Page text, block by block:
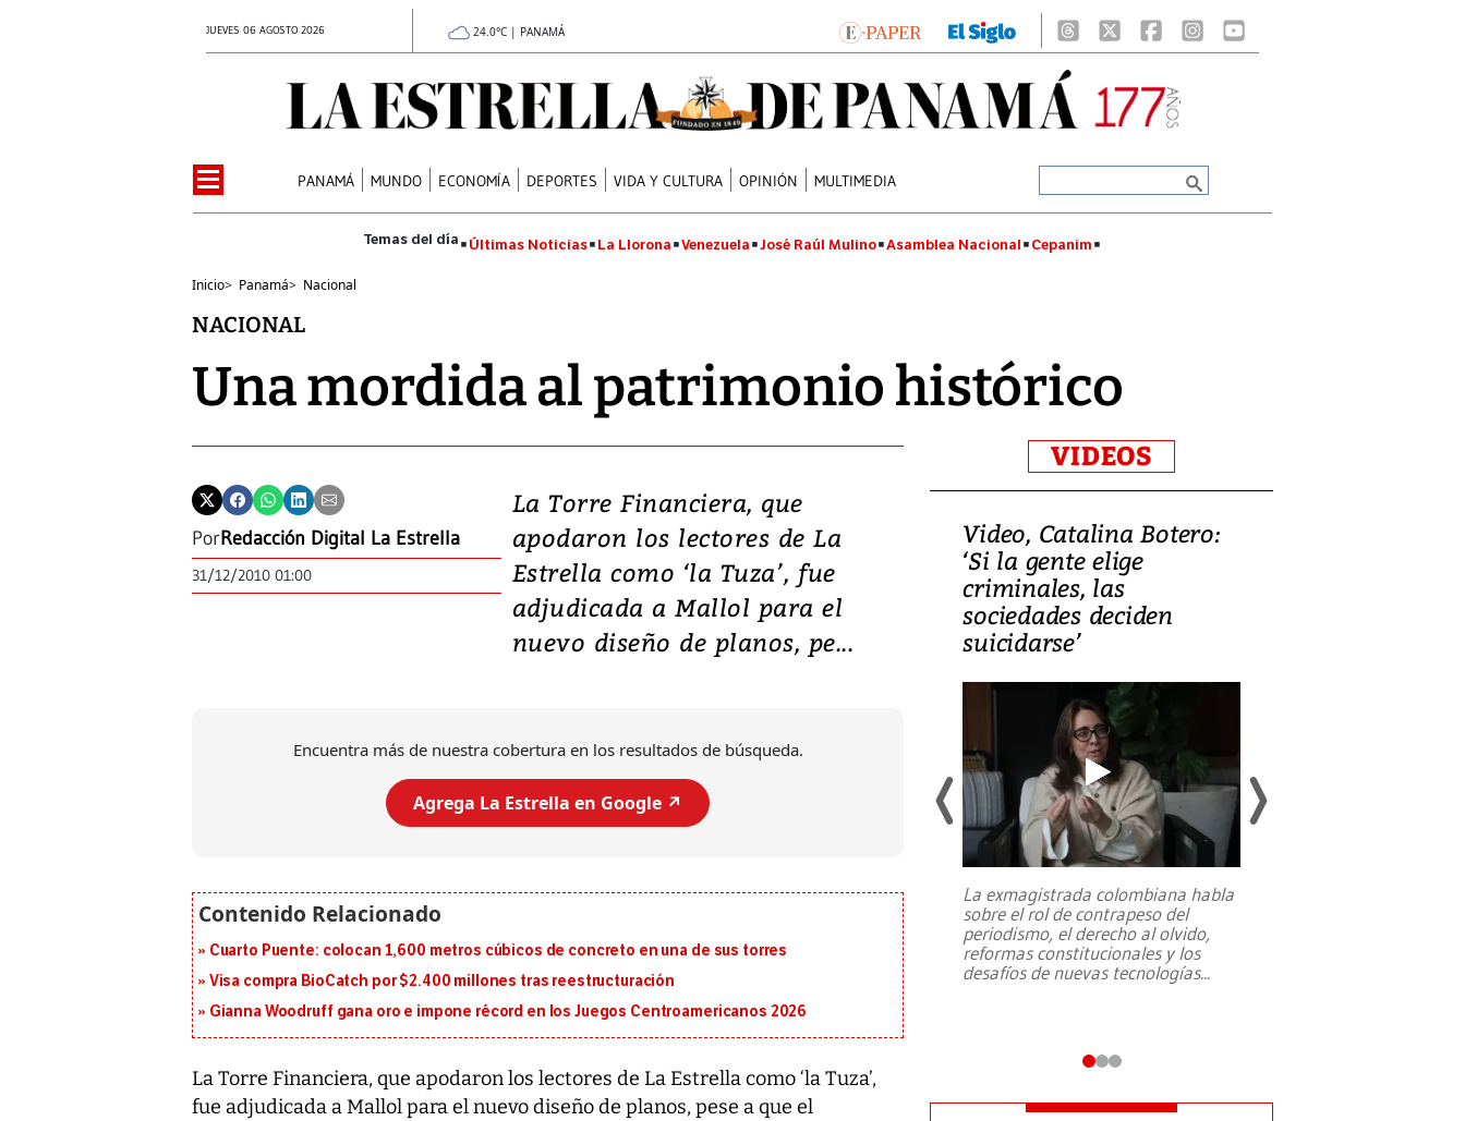
JUEVES 06 AGOSTO 2026 24.0°C | PANAMÁ
PANAMÁ MUNDO ECONOMÍA DEPORTES VIDA Y CULTURA OPINIÓN MULTIMEDIA
Últimas Noticias La Llorona Venezuela José Raúl Mulino Asamblea Nacional Cepanim
Inicio> Panamá> Nacional
NACIONAL
Una mordida al patrimonio histórico
PorRedacción Digital La Estrella
31/12/2010 01:00
La Torre Financiera, que
apodaron los lectores de La
Estrella como ‘la Tuza’, fue
adjudicada a Mallol para el
nuevo diseño de planos, pe...
Encuentra más de nuestra cobertura en los resultados de búsqueda.
Agrega La Estrella en Google ↗️
Cuarto Puente: colocan 1,600 metros cúbicos de concreto en una de sus torres
Visa compra BioCatch por $2.400 millones tras reestructuración
Gianna Woodruff gana oro e impone récord en los Juegos Centroamericanos 2026
La Torre Financiera, que apodaron los lectores de La Estrella como ‘la Tuza’,
fue adjudicada a Mallol para el nuevo diseño de planos, pese a que el
VIDEOS
Video, Japón: Terremoto
deja heridos y graves
daños en Kumamoto
al sur de Japón, provocando una
Video, Catalina Botero:
‘Si la gente elige
criminales, las
sociedades deciden
suicidarse’
La exmagistrada colombiana habla
sobre el rol de contrapeso del
periodismo, el derecho al olvido,
reformas constitucionales y los
desafíos de nuevas tecnologías...